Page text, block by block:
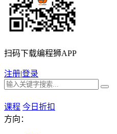
扫码下载编程狮APP
注册|登录
课程 今日折扣
方向：